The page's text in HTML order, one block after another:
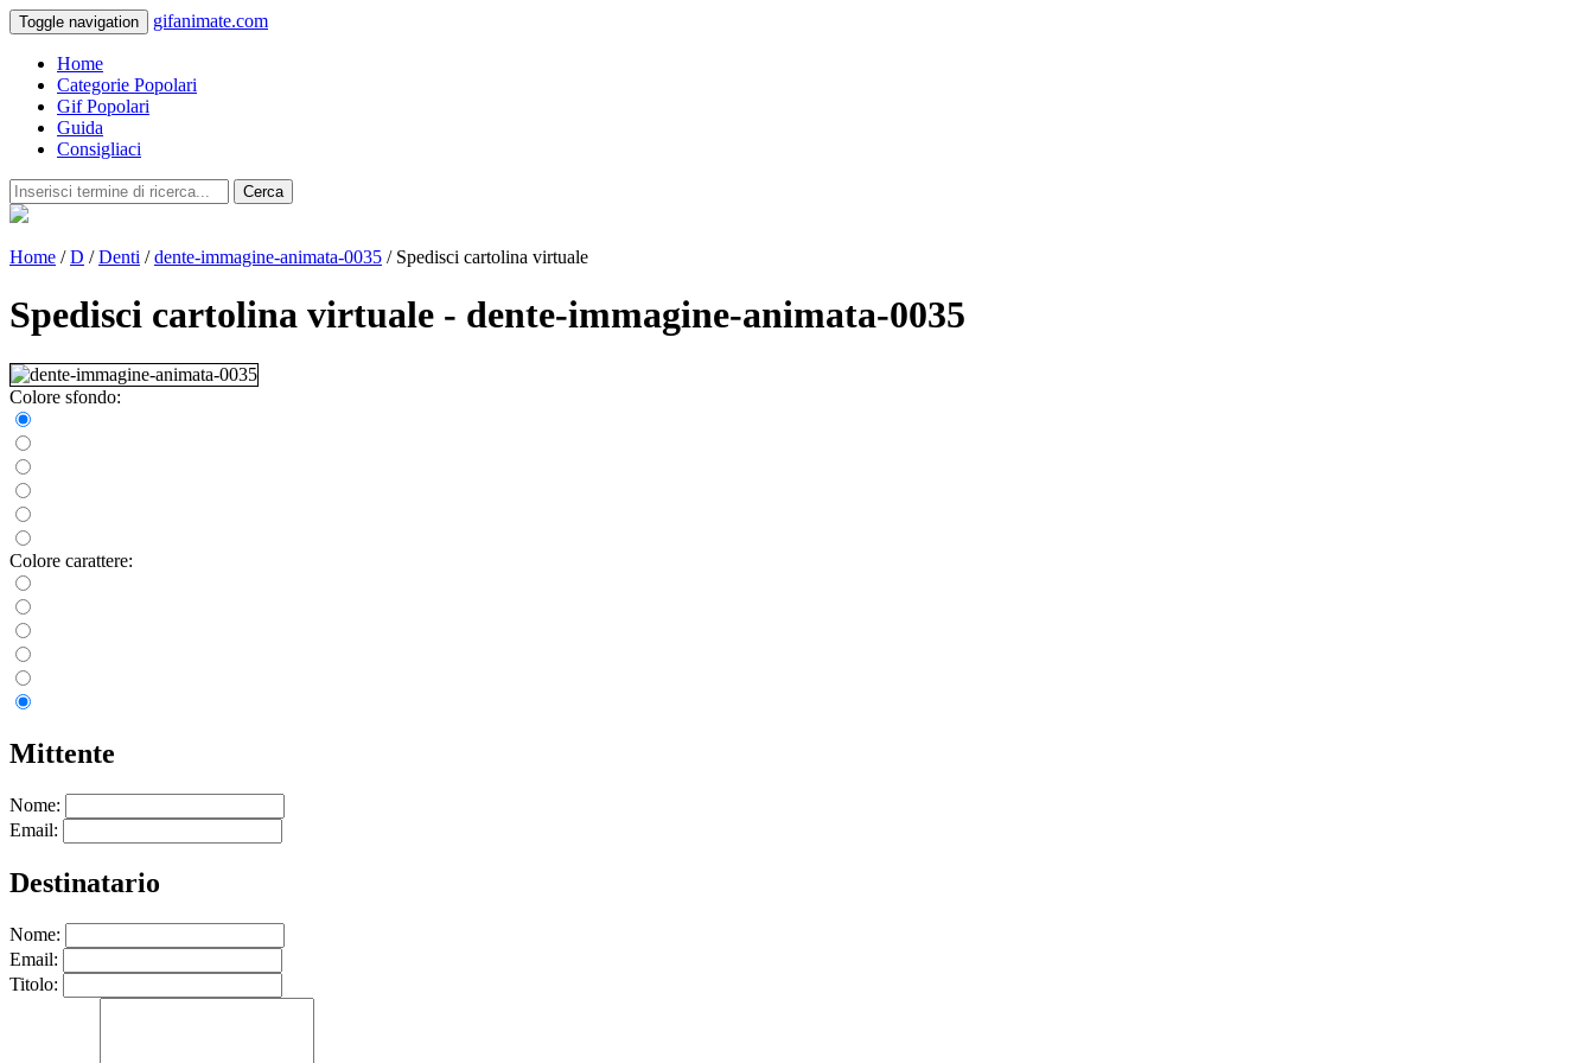
Toggle navigation gifanimate.com
Home
Categorie Popolari
Gif Popolari
Guida
Consigliaci
Cerca
Home /D /Denti /dente-immagine-animata-0035 / Spedisci cartolina virtuale
Spedisci cartolina virtuale - dente-immagine-animata-0035
Colore sfondo:
Colore carattere:
Mittente
Nome:
Email:
Destinatario
Nome:
Email:
Titolo: